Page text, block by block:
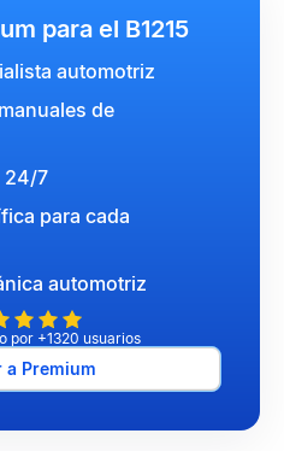
para el B1215
automotriz
de
24/7
para cada
automotriz
por +1320 usuarios
a Premium